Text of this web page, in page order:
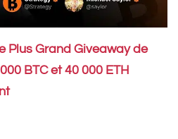
Plus Grand Giveaway de
BTC et 40 000 ETH